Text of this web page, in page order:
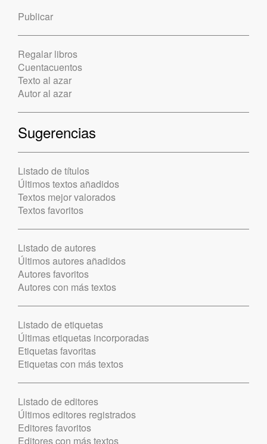
Publicar
Regalar libros
Cuentacuentos
Texto al azar
Autor al azar
Sugerencias
Listado de títulos
Últimos textos añadidos
Textos mejor valorados
Textos favoritos
Listado de autores
Últimos autores añadidos
Autores favoritos
Autores con más textos
Listado de etiquetas
Últimas etiquetas incorporadas
Etiquetas favoritas
Etiquetas con más textos
Listado de editores
Últimos editores registrados
Editores favoritos
Editores con más textos